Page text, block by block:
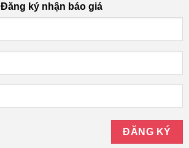
Đăng ký nhận báo giá